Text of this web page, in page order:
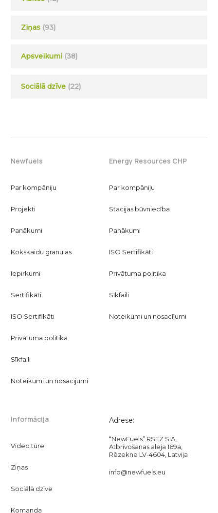
Ziņas (93)
Apsveikumi (38)
Sociālā dzīve (22)
Newfuels
Par kompāniju
Projekti
Panākumi
Kokskaidu granulas
Iepirkumi
Sertifikāti
ISO Sertifikāti
Privātuma politika
Sīkfaili
Noteikumi un nosacījumi
Energy Resources CHP
Par kompāniju
Stacijas būvniecība
Panākumi
ISO Sertifikāti
Privātuma politika
Sīkfaili
Noteikumi un nosacījumi
Informācija
Video tūre
Ziņas
Sociālā dzīve
Komanda
Adrese:
“NewFuels” RSEZ SIA,
Atbrīvošanas aleja 169a,
Rēzekne LV-4604, Latvija
info@newfuels.eu